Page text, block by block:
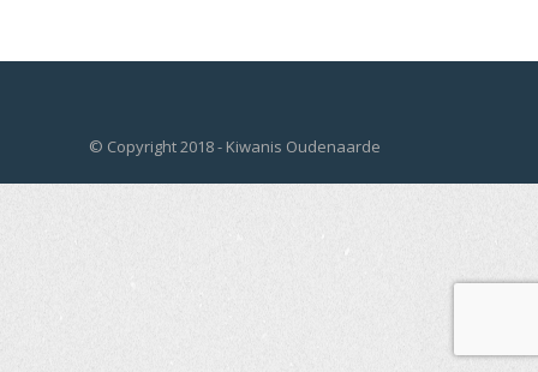
© Copyright 2018 - Kiwanis Oudenaarde